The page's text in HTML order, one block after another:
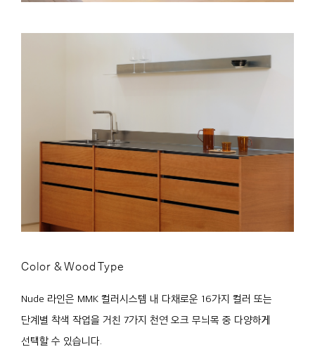
Color & Wood Type
Nude 라인은 MMK 컬러시스템 내 다채로운 16가지 컬러 또는
단계별 착색 작업을 거친 7가지 천연 오크 무늬목 중 다양하게
선택할 수 있습니다.